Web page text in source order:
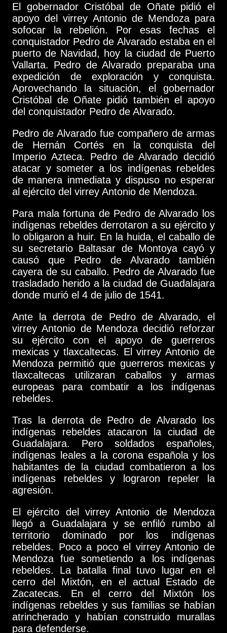
El gobernador Cristóbal de Oñate pidió el
apoyo del virrey Antonio de Mendoza para
sofocar la rebelión. Por esas fechas el
conquistador Pedro de Alvarado estaba en el
puerto de Navidad, hoy la ciudad de Puerto
Vallarta. Pedro de Alvarado preparaba una
expedición de exploración y conquista.
Aprovechando la situación, el gobernador
Cristóbal de Oñate pidió también el apoyo
del conquistador Pedro de Alvarado.
Pedro de Alvarado fue compañero de armas
de Hernán Cortés en la conquista del
Imperio Azteca. Pedro de Alvarado decidió
atacar y someter a los indígenas rebeldes
de manera inmediata y dispuso no esperar
al ejército del virrey Antonio de Mendoza.
Para mala fortuna de Pedro de Alvarado los
indígenas rebeldes derrotaron a su ejército y
lo obligaron a huir. En la huida, el caballo de
su secretario Baltasar de Montoya cayó y
causó que Pedro de Alvarado también
cayera de su caballo. Pedro de Alvarado fue
trasladado herido a la ciudad de Guadalajara
donde murió el 4 de julio de 1541.
Ante la derrota de Pedro de Alvarado, el
virrey Antonio de Mendoza decidió reforzar
su ejército con el apoyo de guerreros
mexicas y tlaxcaltecas. El virrey Antonio de
Mendoza permitió que guerreros mexicas y
tlaxcaltecas utilizaran caballos y armas
europeas para combatir a los indígenas
rebeldes.
Tras la derrota de Pedro de Alvarado los
indígenas rebeldes atacaron la ciudad de
Guadalajara. Pero soldados españoles,
indígenas leales a la corona española y los
habitantes de la ciudad combatieron a los
indígenas rebeldes y lograron repeler la
agresión.
El ejército del virrey Antonio de Mendoza
llegó a Guadalajara y se enfiló rumbo al
territorio dominado por los indígenas
rebeldes. Poco a poco el virrey Antonio de
Mendoza fue sometiendo a los indígenas
rebeldes. La batalla final tuvo lugar en el
cerro del Mixtón, en el actual Estado de
Zacatecas. En el cerro del Mixtón los
indígenas rebeldes y sus familias se habían
atrincherado y habían construido murallas
para defenderse.